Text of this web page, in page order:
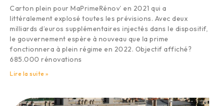
Carton plein pour MaPrimeRénov’ en 2021 qui a
littéralement explosé toutes les prévisions. Avec deux
milliards d’euros supplémentaires injectés dans le dispositif,
le gouvernement espère à nouveau que la prime
fonctionnera à plein régime en 2022. Objectif affiché?
685.000 rénovations
Lire la suite »